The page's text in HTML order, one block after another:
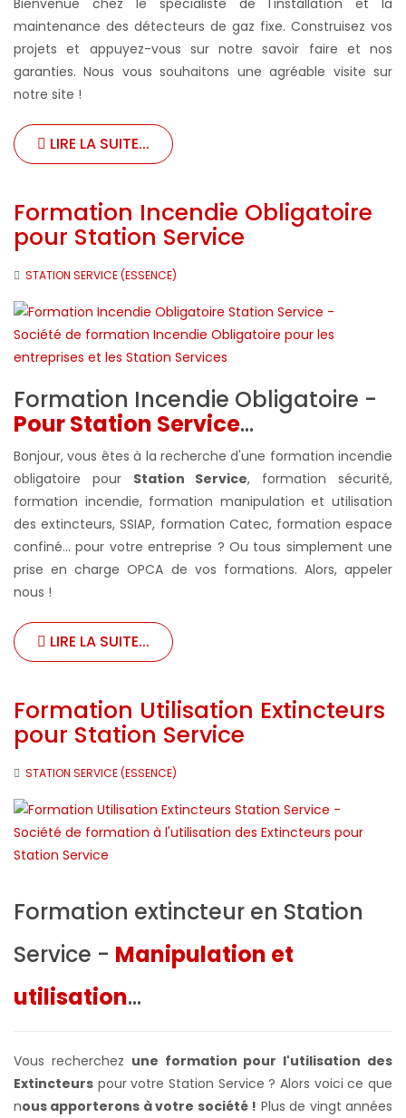
maintenance des détecteurs de gaz fixe. Construisez vos
projets et appuyez-vous sur notre savoir faire et nos
garanties. Nous vous souhaitons une agréable visite sur
notre site !
LIRE LA SUITE...
Formation Incendie Obligatoire
pour Station Service
STATION SERVICE (ESSENCE)
Formation Incendie Obligatoire -
Pour Station Service...
Bonjour, vous êtes à la recherche d'une formation incendie
obligatoire pour Station Service, formation sécurité,
formation incendie, formation manipulation et utilisation
des extincteurs, SSIAP, formation Catec, formation espace
confiné... pour votre entreprise ? Ou tous simplement une
prise en charge OPCA de vos formations. Alors, appeler
nous !
LIRE LA SUITE...
Formation Utilisation Extincteurs
pour Station Service
STATION SERVICE (ESSENCE)
Formation extincteur en Station
Service - Manipulation et
utilisation...
Vous recherchez une formation pour l'utilisation des
Extincteurs pour votre Station Service ? Alors voici ce que
nous apporterons à votre société ! Plus de vingt années